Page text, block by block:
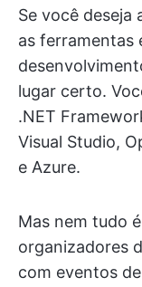
Se você deseja
as ferramentas
lugar certo.
.NET
Visual Studio,
e Azure.
Mas nem tudo
organizadores
com eventos